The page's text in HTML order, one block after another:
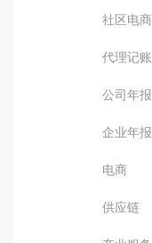
社区电商
代理记账
公司年报
企业年报
电商
供应链